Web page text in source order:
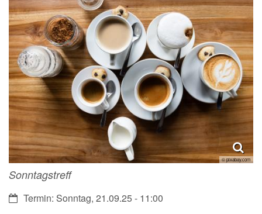
© pixabay.com
Sonntagstreff
Datum:Termin: Sonntag, 21.09.25 - 11:00